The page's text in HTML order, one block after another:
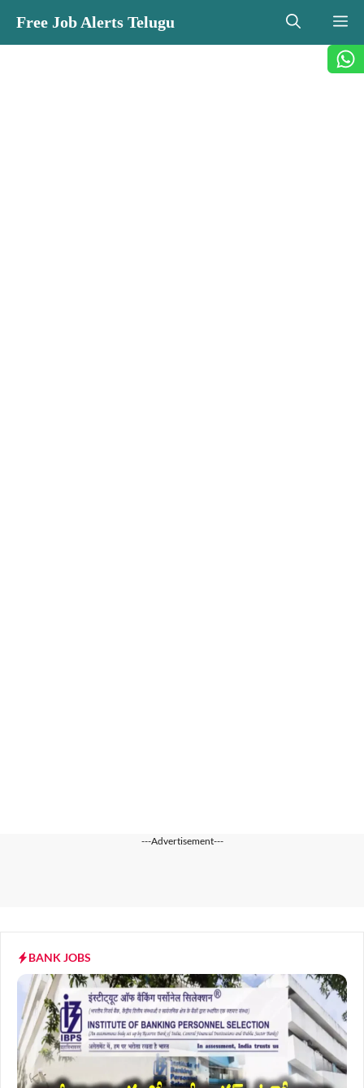
content
Free Job Alerts Telugu
---Advertisement---
BANK JOBS